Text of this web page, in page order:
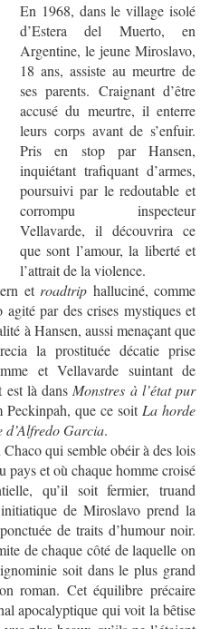
En 1968, dans le village isolé
d’Estera del Muerto, en
Argentine, le jeune Miroslavo,
18 ans, assiste au meurtre de
ses parents. Craignant d’être
accusé du meurtre, il enterre
leurs corps avant de s’enfuir.
Pris en stop par Hansen,
inquiétant trafiquant d’armes,
poursuivi par le redoutable et
corrompu inspecteur
Vellavarde, il découvrira ce
que sont l’amour, la liberté et
l’attrait de la violence.
et roadtrip halluciné, comme
par des crises mystiques et
à Hansen, aussi menaçant que
la prostituée décatie prise
et Vellavarde suintant de
là dans Monstres à l’état pur
Peckinpah, que ce soit La horde
d’Alfredo Garcia.
qui semble obéir à des lois
pays et où chaque homme croisé
qu’il soit fermier, truand
de Miroslavo prend la
de traits d’humour noir.
de chaque côté de laquelle on
soit dans le plus grand
roman. Cet équilibre précaire
apocalyptique qui voit la bêtise